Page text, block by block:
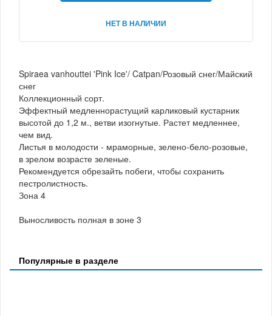
НЕТ В НАЛИЧИИ
Spiraea vanhouttei 'Pink Ice'/ Catpan/Розовый снег/Майский
снег
Коллекционный сорт.
Эффектный медленнорастущий карликовый кустарник
высотой до 1,2 м., ветви изогнутые. Растет медленнее,
чем вид.
Листья в молодости - мраморные, зелено-бело-розовые,
в зрелом возрасте зеленые.
Рекомендуется обрезайть побеги, чтобы сохранить
пестролистность.
Зона 4
Выносливость полная в зоне 3
Популярные в разделе